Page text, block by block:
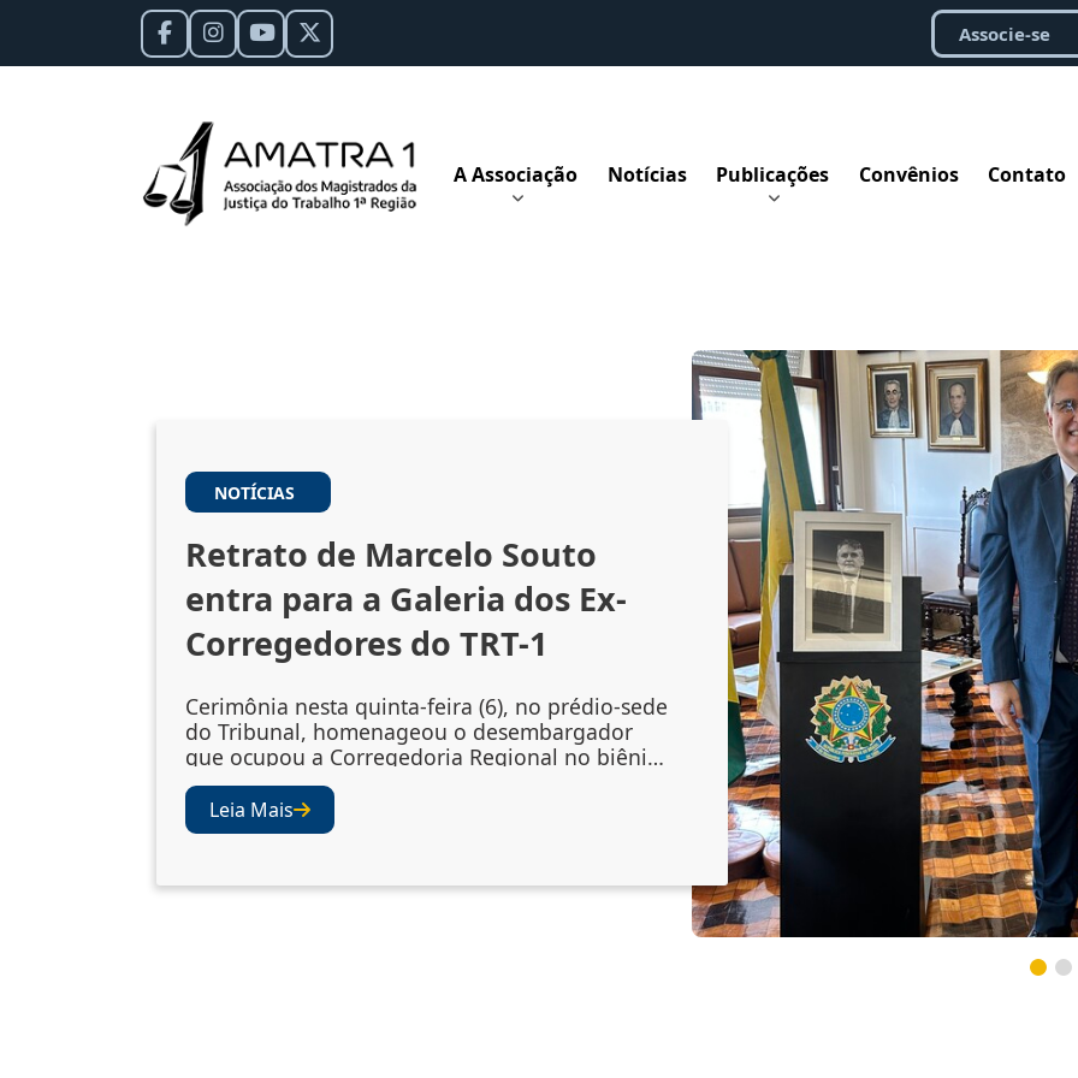
Associe-se
A Associação Notícias Publicações Convênios Contato
NOTÍCIAS
Retrato de Marcelo Souto
entra para a Galeria dos Ex-
Corregedores do TRT-1
Cerimônia nesta quinta-feira (6), no prédio-sede
do Tribunal, homenageou o desembargador
que ocupou a Corregedoria Regional no biênio
2023/2025 A cerimônia de descerramento do
retrato do desembargador Marcelo Augusto
Souto de Oliveira, corregedor regional no
(6), no Salão Nobre do TRT-1. A solenidade
Leia Mais